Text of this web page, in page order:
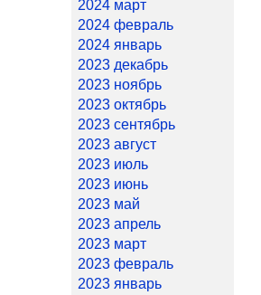
2024 март
2024 февраль
2024 январь
2023 декабрь
2023 ноябрь
2023 октябрь
2023 сентябрь
2023 август
2023 июль
2023 июнь
2023 май
2023 апрель
2023 март
2023 февраль
2023 январь